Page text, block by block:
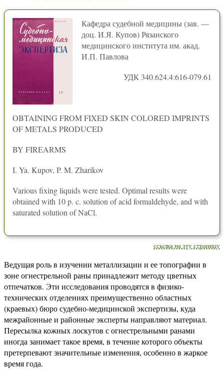
Кафедра судебной медицины (зав. —
доц. И.Я. Купов) Рязанского
медицинского института им. акад.
И.П. Павлова
УДК 340.624.4:616-079.61
OBTAINING FROM FIXED SKIN COLORED IMPRINTS
OF METALS PRODUCED
BY FIREARMS
I. Ya. Kupov, P. M. Zharikov
Various fixing liquids were tested. Optimal results were
obtained with 10 p. c. solution of acid formaldehyde, and with
saturated solution of NaCl.
ссылка на эту страницу
Ведущая роль в изучении металлизации и ее топографии в
зоне огнестрельной раны принадлежит методу цветных
отпечатков. Эти исследования проводятся в физико-
технических отделениях преимущественно областных
(краевых) бюро судебно-медицинской экспертизы, куда
межрайонные и районные эксперты направляют материал.
Пересылка кожных лоскутов с огнестрельными ранами
иногда занимает такое время, в течение которого объекты
претерпевают значительные изменения, особенно в жаркое
время года.